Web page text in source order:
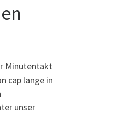
Minutentakt
cap lange in
unser